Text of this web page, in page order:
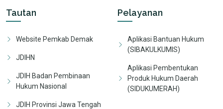
Tautan
Website Pemkab Demak
JDIHN
JDIH Badan Pembinaan
Hukum Nasional
JDIH Provinsi Jawa Tengah
Pelayanan
Aplikasi Bantuan Hukum
(SIBAKULKUMIS)
Aplikasi Pembentukan
Produk Hukum Daerah
(SIDUKUMERAH)